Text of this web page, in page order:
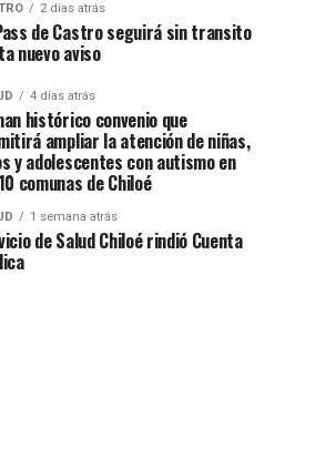
2 días atrás
de Castro seguirá sin transito
nuevo aviso
4 días atrás
histórico convenio que
ampliar la atención de niñas,
y adolescentes con autismo en
comunas de Chiloé
1 semana atrás
de Salud Chiloé rindió Cuenta